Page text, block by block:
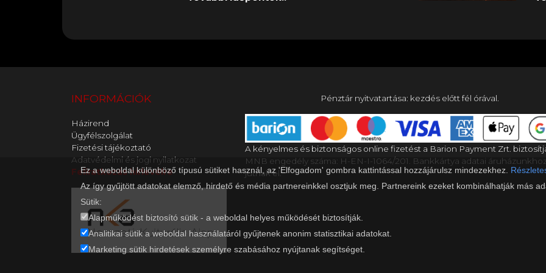
tartozó rajongók ismerik és imádják őket, az
velük érték el a több mint 5,6 milliárd dolláros
Ez a weboldal különböző típusú sütiket használ, az 'Elfogadom' gombra kattintással hozzájárulsz mindezekhez.
Az így gyűjtött adatokat elemző, hirdető és média partnereinkkel osztjuk meg. Partnereink ezeket kombinálhatják más
Sütik:
Alapműködést biztosító sütik - a weboldal helyes működését biztosítják.
Analitikai sütik a weboldal használatáról gyűjtenek anonim statisztikai adatokat.
Marketing sütik hirdetések személyre szabásához nyújtanak segítséget.
INFORMÁCIÓK
Házirend
Ügyfélszolgálat
Fizetési tájékoztató
Adatvédelmi és jogi nyilatkozat
Feliratkozás hírlevélre
Pénztár nyitvatartása: kezdés előtt fél órával.
A kényelmes és biztonságos online fizetést a Barion Payment Zrt.
MNB engedély száma: H-EN-I-1064/201. Bankkártya adatai
jutnak el.